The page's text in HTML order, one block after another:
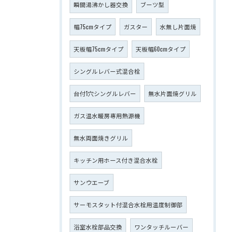
瞬間湯沸かし器交換 ブーツ型
幅75cmタイプ ガスター 水無し片面焼
天板幅75cmタイプ 天板幅60cmタイプ
シングルレバー式混合栓
台付1穴シングルレバー 無水片面焼グリル
ガス温水暖房専用熱源機
無水両面焼きグリル
キッチン用ホース付き混合水栓
サンウエーブ
サーモスタット付混合水栓用温度制御部
浴室水栓部品交換 ワンタッチルーバー